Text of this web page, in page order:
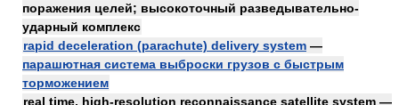
поражения целей; высокоточный разведывательно-
ударный комплекс
rapid deceleration (parachute) delivery system —
парашютная система выброски грузов с быстрым
торможением
real time, high-resolution reconnaissance satellite system —